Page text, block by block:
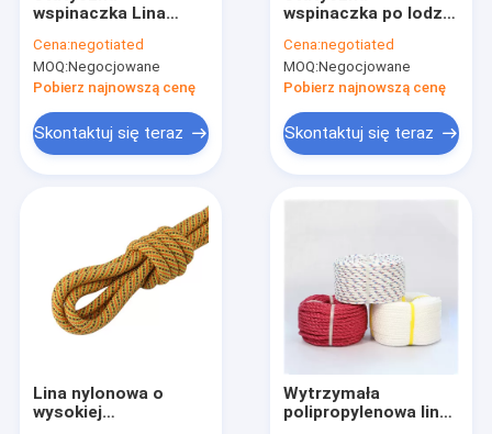
wspinaczka Lina
przed upadkiem
Bezpieczeństwo
zjazdu 100-stopowa
Cena:negotiated
MOQ:Negocjowane
Pobierz najnowszą cenę
Skontaktuj się teraz
wspinaczka po lodzie
10M 32ft do ucieczki
Cena:negotiated
MOQ:Negocjowane
Pobierz najnowszą cenę
Skontaktuj się teraz
Lina nylonowa o
wysokiej
Wytrzymała
polipropylenowa lina